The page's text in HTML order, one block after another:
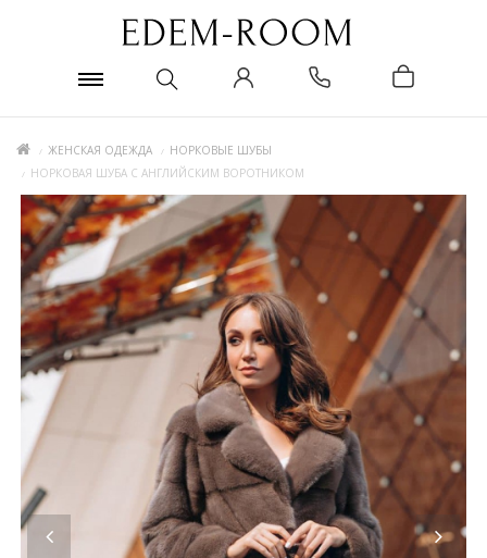
ЖЕНСКАЯ ОДЕЖДА
НОРКОВЫЕ ШУБЫ
НОРКОВАЯ ШУБА С АНГЛИЙСКИМ ВОРОТНИКОМ